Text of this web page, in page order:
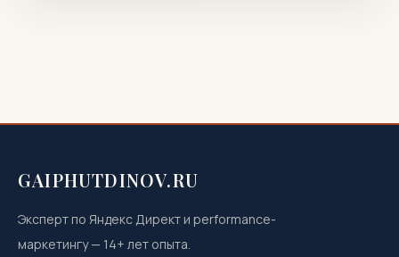
GAIPHUTDINOV.RU
Эксперт по Яндекс Директ и performance-
маркетингу— 14+ лет опыта.